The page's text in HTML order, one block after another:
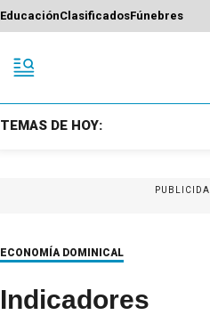
EducaciónClasificadosFúnebres
TEMAS DE HOY:
ECONOMÍA DOMINICAL
Indicadores